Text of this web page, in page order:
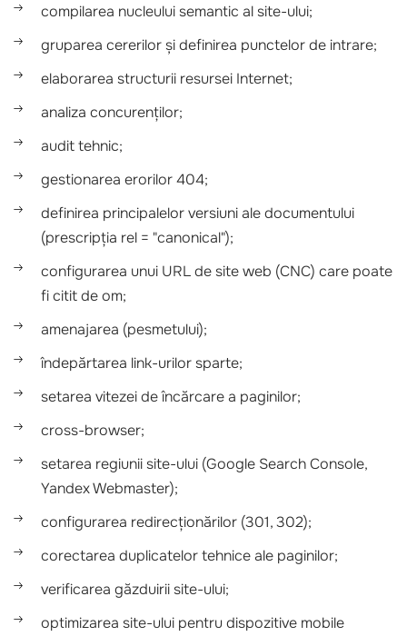
compilarea nucleului semantic al site-ului;
gruparea cererilor și definirea punctelor de intrare;
elaborarea structurii resursei Internet;
analiza concurenților;
audit tehnic;
gestionarea erorilor 404;
definirea principalelor versiuni ale documentului
(prescripția rel = "canonical");
configurarea unui URL de site web (CNC) care poate
fi citit de om;
amenajarea (pesmetului);
îndepărtarea link-urilor sparte;
setarea vitezei de încărcare a paginilor;
cross-browser;
setarea regiunii site-ului (Google Search Console,
Yandex Webmaster);
configurarea redirecționărilor (301, 302);
corectarea duplicatelor tehnice ale paginilor;
verificarea găzduirii site-ului;
optimizarea site-ului pentru dispozitive mobile